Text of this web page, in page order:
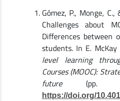
Gómez, P., Monge,
Challenges about
Differences between
students. In E. McKay
level learning
Courses (MOOC):
future(pp. 250-
https://doi.org/